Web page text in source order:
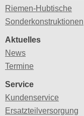
Riemen-Hubtische
Sonderkonstruktionen
Aktuelles
News
Termine
Service
Kundenservice
Ersatzteilversorgung